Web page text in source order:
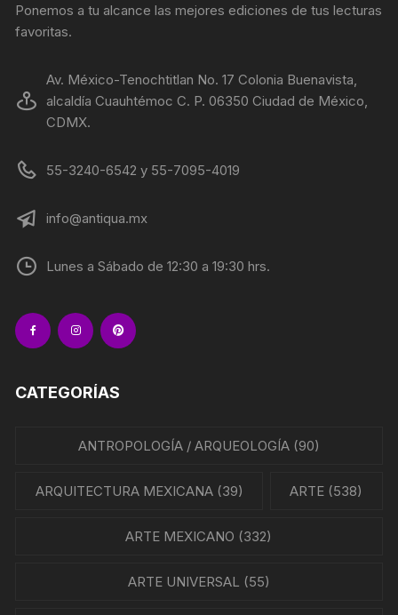
Ponemos a tu alcance las mejores ediciones de tus lecturas
favoritas.
Av. México-Tenochtitlan No. 17 Colonia Buenavista,
alcaldía Cuauhtémoc C. P. 06350 Ciudad de México,
CDMX.
55-3240-6542 y 55-7095-4019
info@antiqua.mx
Lunes a Sábado de 12:30 a 19:30 hrs.
CATEGORÍAS
ANTROPOLOGÍA / ARQUEOLOGÍA(90)
ARQUITECTURA MEXICANA(39) ARTE (538)
ARTE MEXICANO (332)
ARTE UNIVERSAL (55)